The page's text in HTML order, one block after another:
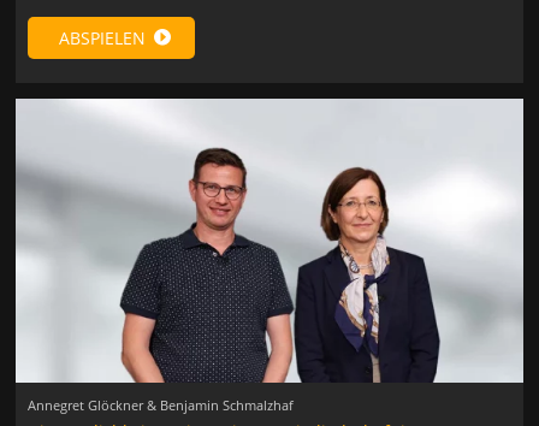
ABSPIELEN
Annegret Glöckner & Benjamin Schmalzhaf